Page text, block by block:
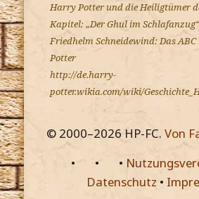
Harry Potter und die Heiligtümer
Kapitel: „Der Ghul im Schlafanzug“
Friedhelm Schneidewind: Das
Potter
http://de.harry-
potter.wikia.com/wiki/
© 2000–2026 HP-FC.Von
•
• •
Datenschutz •